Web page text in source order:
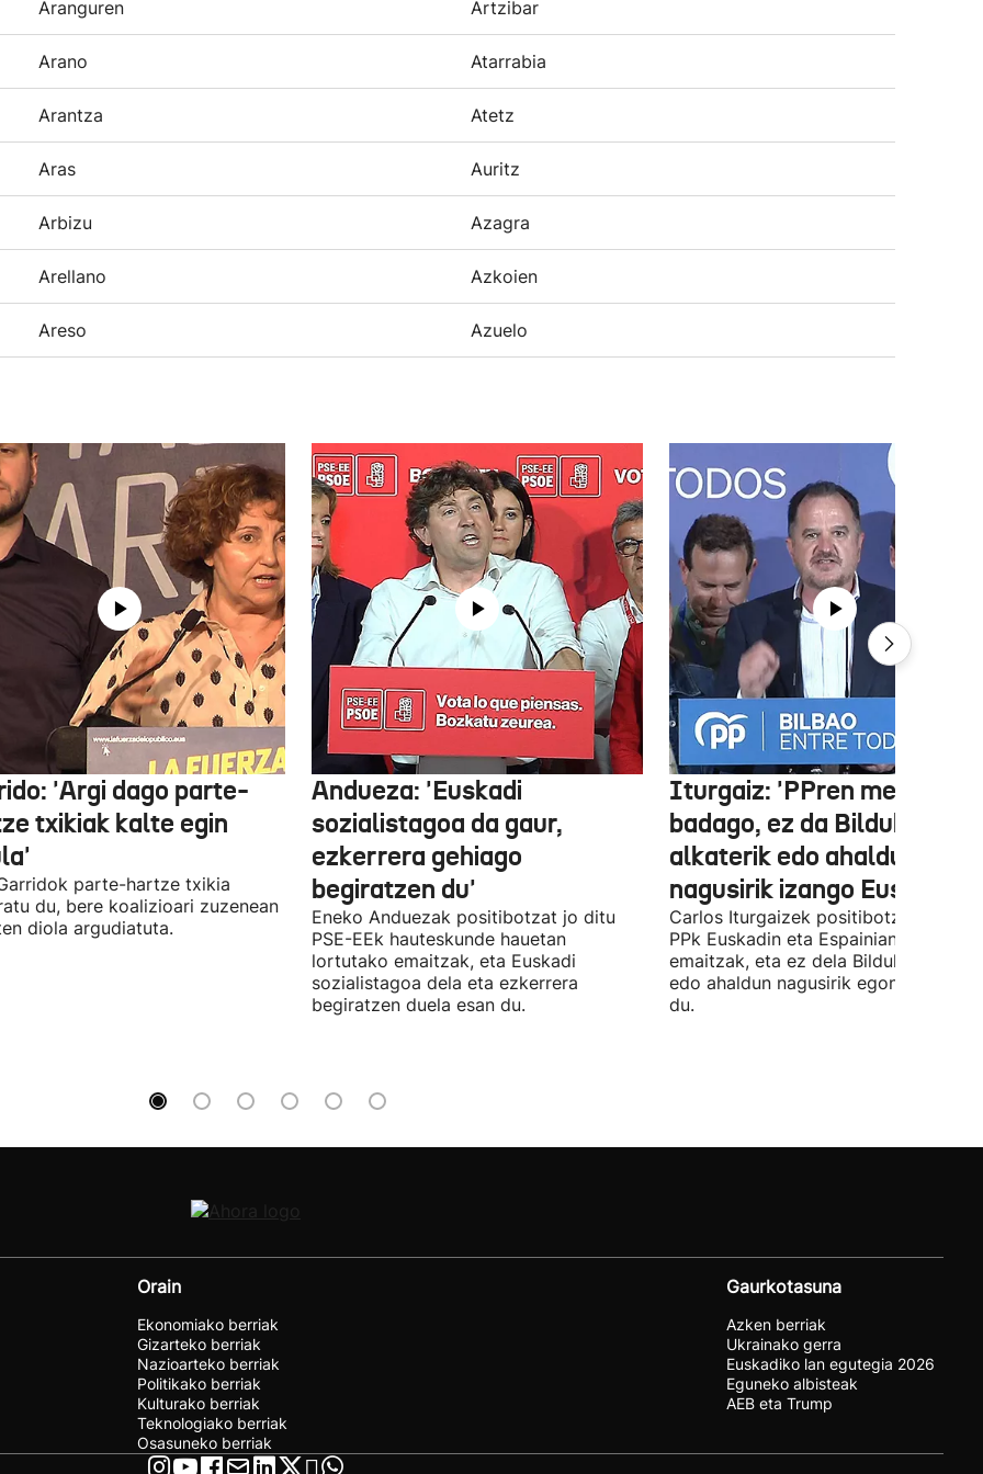
Aranguren Artzibar
Arano Atarrabia
Arantza Atetz
Aras Auritz
Arbizu Azagra
Arellano Azkoien
Areso Azuelo
'Argi dago parte-
txikiak kalte egin
parte-hartze txikia
du, bere koalizioari zuzenean
diola argudiatuta.
Andueza: 'Euskadi
sozialistagoa da gaur,
ezkerrera gehiago
begiratzen du'
Eneko Anduezak positibotzat jo ditu
PSE-EEk hauteskunde hauetan
lortutako emaitzak, eta Euskadi
sozialistagoa dela eta ezkerrera
begiratzen duela esan du.
Iturgaiz: 'PPren menpe
badago, ez da Bilduko
alkaterik edo ahaldun
nagusirik izango Euskadin'
Carlos Iturgaizek positibotzat jo ditu
PPk Euskadin eta Espainian lortutako
emaitzak, eta ez dela Bilduko
edo ahaldun nagusirik egongo
du.
Orain
Ekonomiako berriak
Gizarteko berriak
Nazioarteko berriak
Politikako berriak
Kulturako berriak
Teknologiako berriak
Osasuneko berriak
Gaurkotasuna
Azken berriak
Ukrainako gerra
Euskadiko lan egutegia 2026
Eguneko albisteak
AEB eta Trump